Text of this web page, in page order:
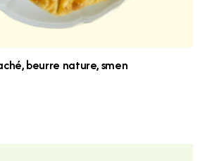
beurre nature, smen